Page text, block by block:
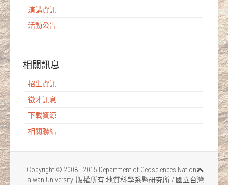
演講資訊
活動公告
相關訊息
招生資訊
徵才訊息
下載資源
相關聯結
Copyright © 2008 - 2015 Department of Geosciences National
Taiwan University. 版權所有 地質科學系暨研究所 / 國立台灣